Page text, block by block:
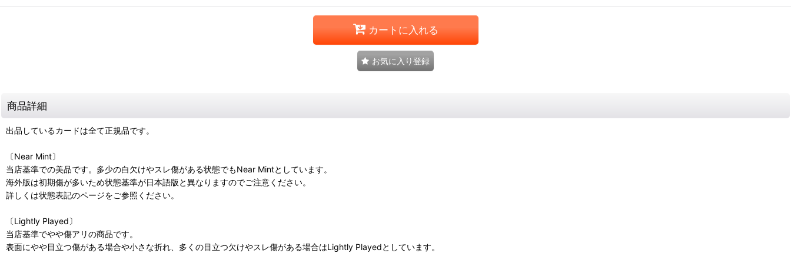
カートに入れる
お気に入り登録
商品詳細
出品しているカードは全て正規品です。
〔Near Mint〕
当店基準での美品です。多少の白欠けやスレ傷がある状態でもNear Mintとしています。
海外版は初期傷が多いため状態基準が日本語版と異なりますのでご注意ください。
詳しくは状態表記のページをご参照ください。
〔Lightly Played〕
当店基準でやや傷アリの商品です。
表面にやや目立つ傷がある場合や小さな折れ、多くの目立つ欠けやスレ傷がある場合はLightly Playedとしています。